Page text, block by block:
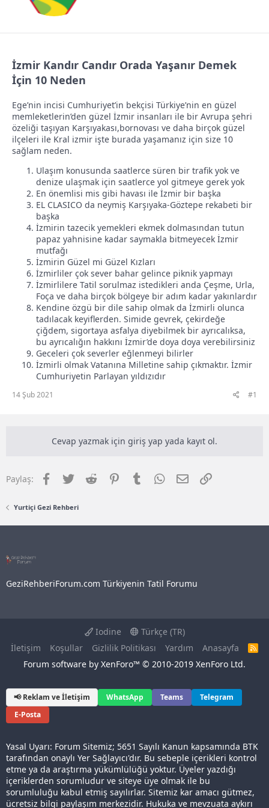
t
a
r
i
İzmir Kandır Candır Orada Yaşanır Demek
İçin 10 Neden
Ege’nin incisi Cumhuriyet’in bekçisi Türkiye’nin en güzel
memleketlerin’den güzel İzmir insanları ile bir Avrupa şehri
özeliği taşıyan Karşıyakası,bornovası ve daha birçok güzel
ilçeleri ile Kral izmir işte burada yaşamanız için size 10
sağlam neden.
Ulaşım konusunda saatlerce süren bir trafik yok ve
denize ulaşmak için saatlerce yol gitmeye gerek yok
En önemlisi mis gibi havası ile İzmir bir başka
EL CLASICO da neymiş Karşıyaka-Göztepe rekabeti bir
başka
İzmirin tazecik yemekleri ekmek dolmasından tutun
papaz yahnisine kadar saymakla bitmeyecek İzmir
mutfağı
İzmirin Güzel mi Güzel Kızları
İzmirliler çok sever bahar gelince piknik yapmayı
İzmirlilere Tatil sorulmaz istedikleri anda Çeşme, Urla,
Foça ve daha birçok bölgeye bir adım kadar yakınlardır
Kendine özgü bir dile sahip olmak da İzmirli olunca
tadılacak keyiflerden. Simide gevrek, çekirdeğe
çiğdem, sigortaya asfalya diyebilmek bir ayrıcalıksa,
bu ayrıcalığın hakkını İzmir’de doya doya verebilirsiniz
Geceleri çok severler eğlenmeyi bilirler
İzmirli olmak Vatanına Milletine sahip çıkmaktır. İzmir
Cumhuriyetin Parlayan yıldızıdır
14 Şub 2021 #1
Cevap yazmak için giriş yap yada kayıt ol.
Paylaş: Facebook
TwitterReddit PinterestTumblrWhatsApp
E-postaLink
Yurtiçi Gezi Rehberi
GeziRehberiForum.com Türkiyenin Tatil Forumu
Iodine
Türkçe (TR)
İletişim
Koşullar Gizlilik Politikası Yardım Anasayfa
R
Forum software by XenForo™ © 2010-2019 XenForo Ltd.
📢 Reklam ve İletişim WhatsApp Teams
Telegram
E-Posta
Yasal Uyarı: Forum Sitemiz; 5651 Sayılı Kanun kapsamında BTK
tarafından onaylı Yer Sağlayıcı'dır. Bu sebeple içerikleri kontrol
etme ya da araştırma yükümlülüğü yoktur. Üyeler yazdığı
içeriklerden sorumludur ve siteye üye olmak ile bu
sorumluluğu kabul etmiş sayılırlar. Sitemiz kar amacı gütmez,
ücretsiz bilgi paylaşım merkezidir. Hukuka ve mevzuata aykırı